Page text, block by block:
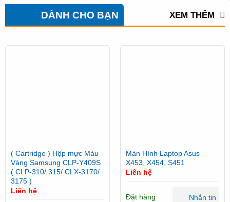
DÀNH CHO BẠN XEM THÊM
( Cartridge ) Hộp mực Màu
Vàng Samsung CLP-Y409S
( CLP-310/ 315/ CLX-3170/
3175 )
Liên hệ
Màn Hình Laptop Asus
X453, X454, S451
Liên hệ
Đặt hàng Nhắn tin